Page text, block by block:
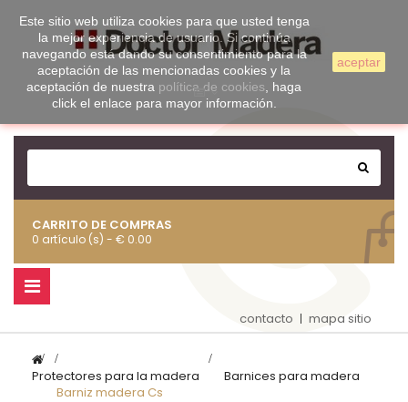
CARRITO DE COMPRAS
0 artículo (s) - € 0.00
Navegación
Toggle
contacto mapa sitio
>
Protectores para la madera
Barnices para madera
Barniz madera Cs
Este sitio web utiliza cookies para que usted tenga
la mejor experiencia de usuario. Si continúa
navegando está dando su consentimiento para la
aceptación de las mencionadas cookies y la
aceptación de nuestra política de cookies , haga
click el enlace para mayor información.
aceptar